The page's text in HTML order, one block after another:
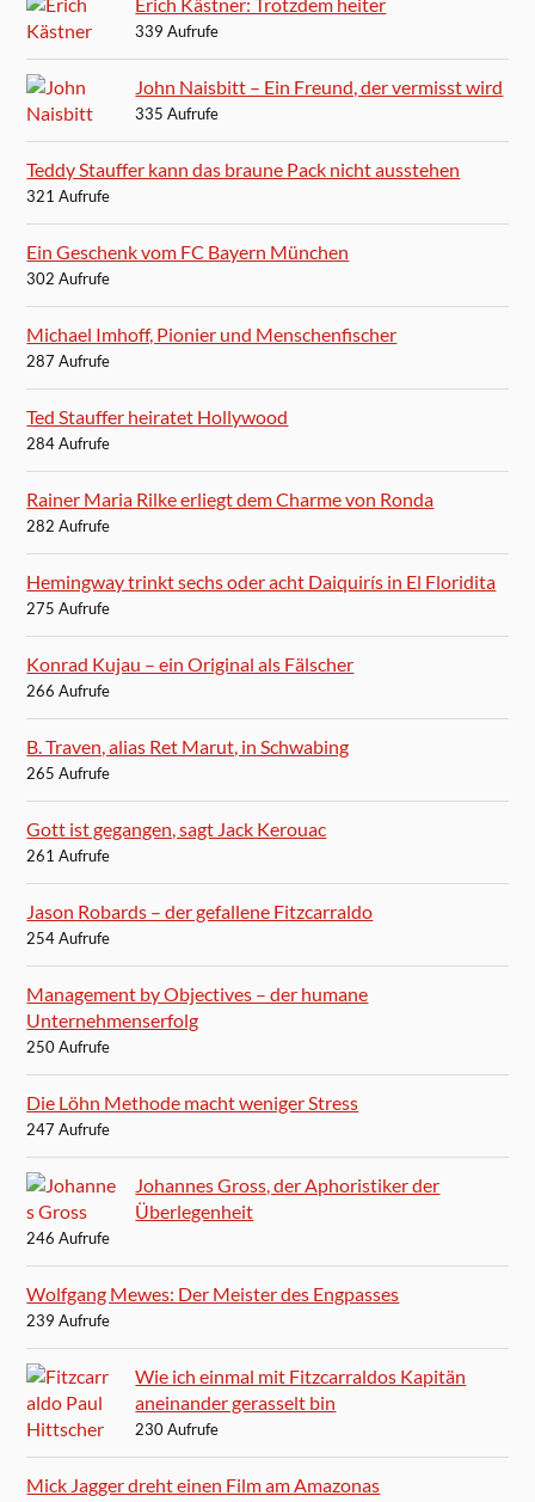
339 Aufrufe
John Naisbitt – Ein Freund, der vermisst wird
335 Aufrufe
Teddy Stauffer kann das braune Pack nicht ausstehen
321 Aufrufe
Ein Geschenk vom FC Bayern München
302 Aufrufe
Michael Imhoff, Pionier und Menschenfischer
287 Aufrufe
Ted Stauffer heiratet Hollywood
284 Aufrufe
Rainer Maria Rilke erliegt dem Charme von Ronda
282 Aufrufe
Hemingway trinkt sechs oder acht Daiquirís in El Floridita
275 Aufrufe
Konrad Kujau – ein Original als Fälscher
266 Aufrufe
B. Traven, alias Ret Marut, in Schwabing
265 Aufrufe
Gott ist gegangen, sagt Jack Kerouac
261 Aufrufe
Jason Robards – der gefallene Fitzcarraldo
254 Aufrufe
Management by Objectives – der humane
Unternehmenserfolg
250 Aufrufe
Die Löhn Methode macht weniger Stress
247 Aufrufe
Johannes Gross, der Aphoristiker der
Überlegenheit
246 Aufrufe
Wolfgang Mewes: Der Meister des Engpasses
239 Aufrufe
Wie ich einmal mit Fitzcarraldos Kapitän
aneinander gerasselt bin
230 Aufrufe
Mick Jagger dreht einen Film am Amazonas